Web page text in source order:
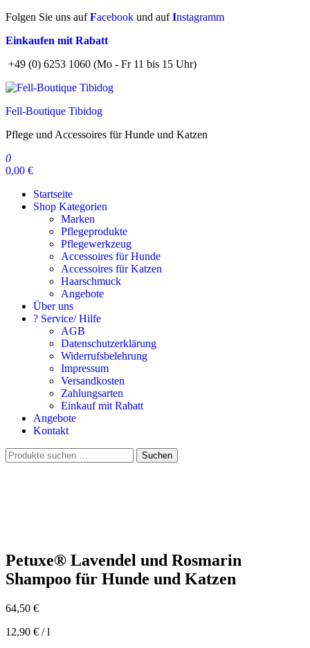
Zum
springen
Folgen Sie uns aufFacebook und aufInstagramm
Einkaufen mit Rabatt
+49 (0) 6253 1060 (Mo - Fr 11 bis 15 Uhr)
Fell-Boutique Tibidog
Pflege und Accessoires für Hunde und Katzen
0
0,00 €
Startseite
Shop Kategorien
Marken
Pflegeprodukte
Pflegewerkzeug
Accessoires für Hunde
Accessoires für Katzen
Haarschmuck
Angebote
Über uns
? Service/ Hilfe
AGB
Datenschutzerklärung
Widerrufsbelehrung
Impressum
Versandkosten
Zahlungsarten
Einkauf mit Rabatt
Angebote
Kontakt
Suchen
nach:
Suchen
Petuxe® Lavendel und Rosmarin
Shampoo für Hunde und Katzen
64,50 €
12,90 € /l